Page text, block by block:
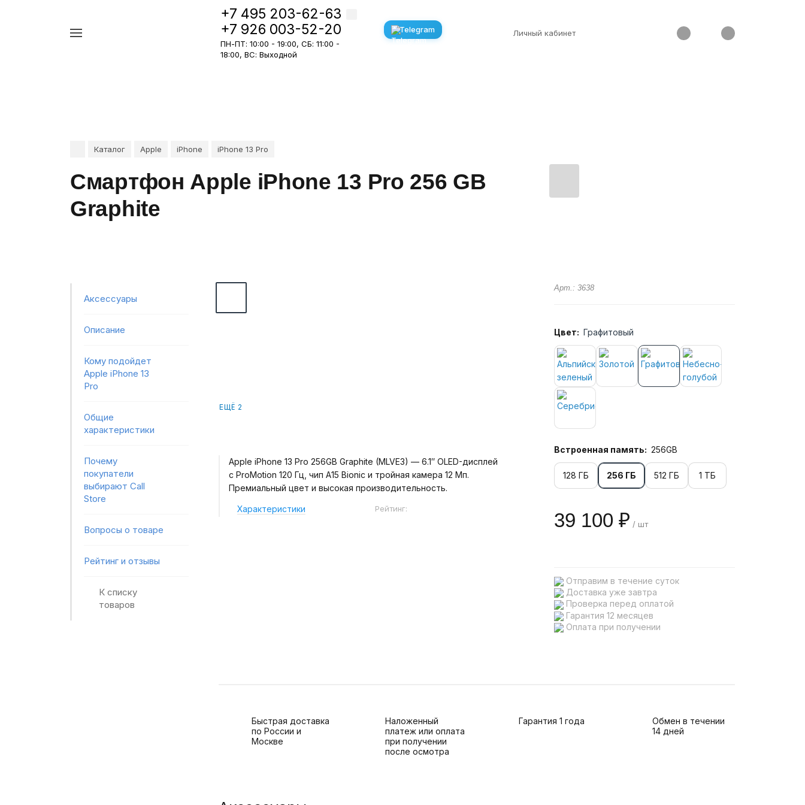
+7 495 203-62-63
+7 926 003-52-20
ПН-ПТ: 10:00 - 19:00, СБ: 11:00 -
18:00, ВС: Выходной
Telegram Личный кабинет
Каталог Apple iPhone iPhone 13 Pro
Смартфон Apple iPhone 13 Pro 256 GB
Graphite
Аксессуары
Описание
Кому подойдет
Apple iPhone 13
Pro
Общие
характеристики
Почему
покупатели
выбирают Call
Store
Вопросы о товаре
Рейтинг и отзывы
К списку
товаров
ЕЩЁ 2
Apple iPhone 13 Pro 256GB Graphite (MLVE3) — 6.1″ OLED-дисплей
с ProMotion 120 Гц, чип A15 Bionic и тройная камера 12 Мп.
Премиальный цвет и высокая производительность.
Характеристики Рейтинг:
Арт.: 3638
Цвет: Графитовый
Встроенная память: 256GB
128 ГБ 256 ГБ 512 ГБ 1 ТБ
39 100 ₽ / шт
Отправим в течение суток
Доставка уже завтра
Проверка перед оплатой
Гарантия 12 месяцев
Оплата при получении
Быстрая доставка
по России и
Москве
Наложенный
платеж или оплата
при получении
после осмотра
Гарантия 1 года
Обмен в течении
14 дней